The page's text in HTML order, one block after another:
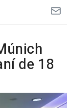
de 18